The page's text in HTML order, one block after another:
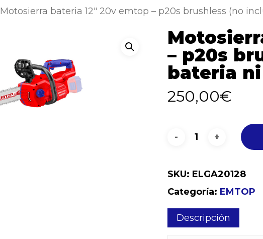
Motosierra bateria 12″ 20v emtop – p20s brushless (no
– p20s
bateria ni
250,00€
SKU: ELGA20128
Categoría: EMTOP
Descripción